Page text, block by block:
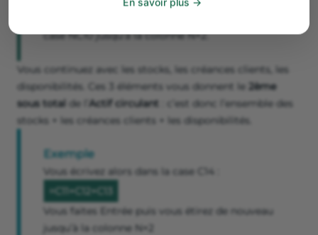
case NC10 jusqu’à la colonne N+2.
Vous continuez avec les stocks, les créances clients, les
disponibilités. Ces 3 éléments vous donnent le 2ème
sous total de l’ Actif circulant : c’est donc l’ensemble des
stocks + les créances clients + les disponibilités.
Exemple
Vous écrivez alors dans la case C14 :
=C11+C12+C13
Vous faites Entrée puis vous étirez de nouveau
jusqu’à la colonne N+2